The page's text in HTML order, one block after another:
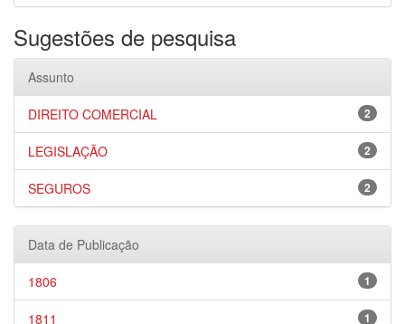
Sugestões de pesquisa
Assunto
2
DIREITO COMERCIAL
2
LEGISLAÇÃO
2
SEGUROS
Data de Publicação
1
1806
1
1811